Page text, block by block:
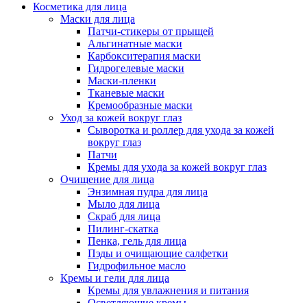
Косметика для лица
Маски для лица
Патчи-стикеры от прыщей
Альгинатные маски
Карбокситерапия маски
Гидрогелевые маски
Маски-пленки
Тканевые маски
Кремообразные маски
Уход за кожей вокруг глаз
Сыворотка и роллер для ухода за кожей
вокруг глаз
Патчи
Кремы для ухода за кожей вокруг глаз
Очищение для лица
Энзимная пудра для лица
Мыло для лица
Скраб для лица
Пилинг-скатка
Пенка, гель для лица
Пэды и очищающие салфетки
Гидрофильное масло
Кремы и гели для лица
Кремы для увлажнения и питания